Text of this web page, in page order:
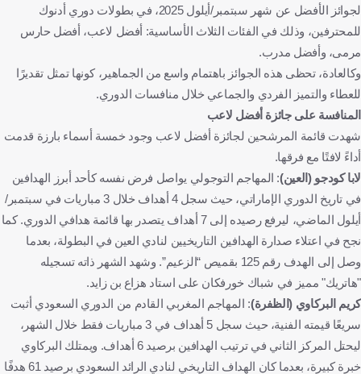
إتحاد كلباء
دبا الفجيرة
مهند علي كاظم
احمد نور الله
فوك راشوفيتش
لويس كاسترو
خالد عيسى
علي محمد علي محمد الحوسني المغرب
البرتغال
كرة قدم
لجوائز الأفضل عن شهر سبتمبر/أيلول 2025، في بطولات دوري أدنوك
للمحترفين، وذلك في الفئات الثلاث الأساسية: أفضل لاعب، أفضل حارس
مرمى، وأفضل مدرب.
وكالعادة، تحظى هذه الجوائز باهتمام واسع من الجماهير، كونها تمثل تقديرًا
للعطاء والتميز الفردي والجماعي خلال منافسات الدوري.
المنافسة على جائزة أفضل لاعب
شهدت قائمة المرشحين لجائزة أفضل لاعب وجود خمسة أسماء بارزة قدمت
أداءً لافتًا مع فرقها.
لابا كودجو (العين): المهاجم التوجولي يواصل فرض نفسه كأحد أبرز الهدافين
في تاريخ الدوري الإماراتي، حيث سجل 4 أهداف خلال 3 مباريات في سبتمبر/
أيلول الماضي، ليرفع رصيده إلى 7 أهداف يتصدر بها قائمة هدافي الدوري. كما
نجح في اعتلاء صدارة الهدافين التاريخيين لنادي العين في البطولة، بعدما
وصل إلى الهدف رقم 125 بقميص “الزعيم”. وشهد الشهر ذاته تسجيله
"هاتريك" مميز في شباك خورفكان على استاد هزاع بن زايد.
كريم البركاوي (الظفرة): المهاجم المغربي القادم من الدوري السعودي أثبت
سريعًا قيمته الفنية، حيث سجل 5 أهداف في 3 مباريات فقط خلال الشهر،
ليحتل المركز الثاني في ترتيب الهدافين برصيد 6 أهداف. ويمتلك البركاوي
خبرة كبيرة، بعدما كان الهداف التاريخي لنادي الرائد السعودي برصيد 61 هدفًا